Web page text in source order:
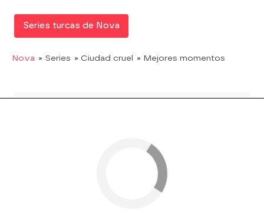
Series turcas de Nova
Nova » Series » Ciudad cruel » Mejores momentos